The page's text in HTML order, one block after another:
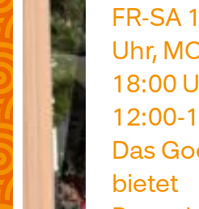
FR-SA
Uhr,
18:00
12:00-
Das
bietet